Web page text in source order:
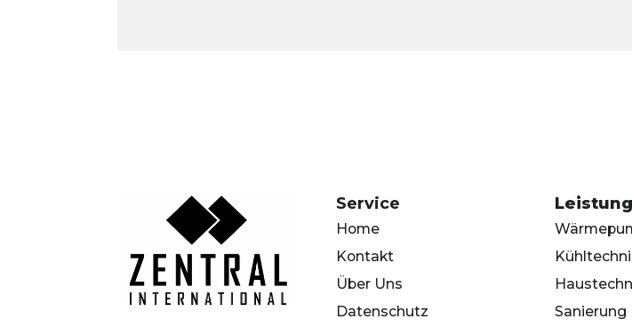
Service
Home
Kontakt
Über Uns
Datenschutz
Sanierung